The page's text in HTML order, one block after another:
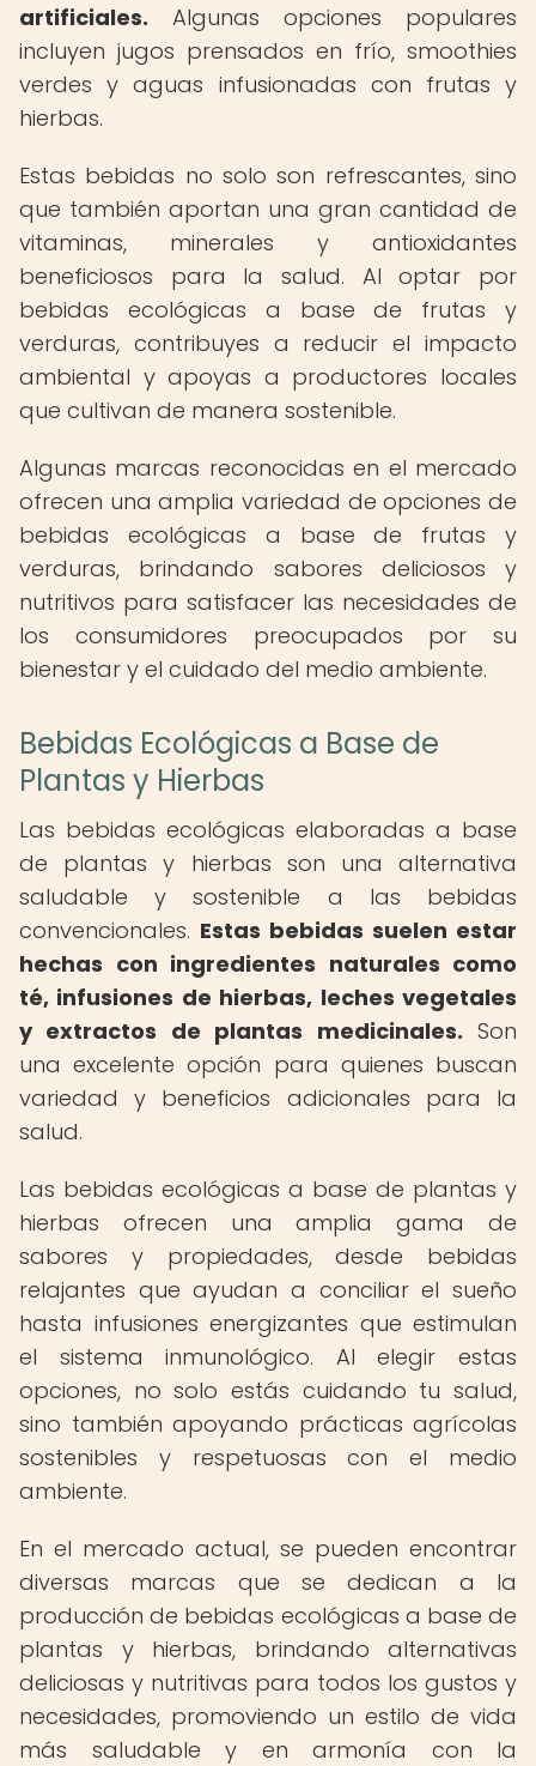
artificiales. Algunas opciones populares
incluyen jugos prensados en frío, smoothies
verdes y aguas infusionadas con frutas y
hierbas.
Estas bebidas no solo son refrescantes, sino
que también aportan una gran cantidad de
vitaminas, minerales y antioxidantes
beneficiosos para la salud. Al optar por
bebidas ecológicas a base de frutas y
verduras, contribuyes a reducir el impacto
ambiental y apoyas a productores locales
que cultivan de manera sostenible.
Algunas marcas reconocidas en el mercado
ofrecen una amplia variedad de opciones de
bebidas ecológicas a base de frutas y
verduras, brindando sabores deliciosos y
nutritivos para satisfacer las necesidades de
los consumidores preocupados por su
bienestar y el cuidado del medio ambiente.
Bebidas Ecológicas a Base de
Plantas y Hierbas
Las bebidas ecológicas elaboradas a base
de plantas y hierbas son una alternativa
saludable y sostenible a las bebidas
convencionales. Estas bebidas suelen estar
hechas con ingredientes naturales como
té, infusiones de hierbas, leches vegetales
y extractos de plantas medicinales. Son
una excelente opción para quienes buscan
variedad y beneficios adicionales para la
salud.
Las bebidas ecológicas a base de plantas y
hierbas ofrecen una amplia gama de
sabores y propiedades, desde bebidas
relajantes que ayudan a conciliar el sueño
hasta infusiones energizantes que estimulan
el sistema inmunológico. Al elegir estas
opciones, no solo estás cuidando tu salud,
sino también apoyando prácticas agrícolas
sostenibles y respetuosas con el medio
ambiente.
En el mercado actual, se pueden encontrar
diversas marcas que se dedican a la
producción de bebidas ecológicas a base de
plantas y hierbas, brindando alternativas
deliciosas y nutritivas para todos los gustos y
necesidades, promoviendo un estilo de vida
más saludable y en armonía con la